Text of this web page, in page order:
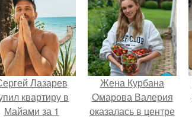
Лазарев
квартиру в
Майами за 1
Жена Курбана
Омарова Валерия
оказалась в центре